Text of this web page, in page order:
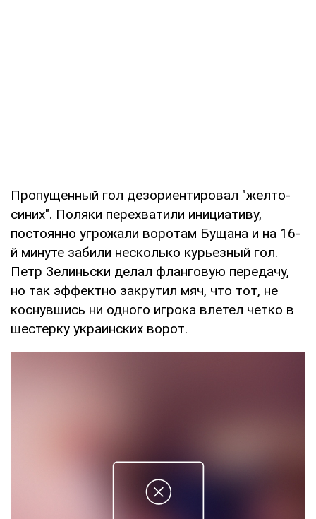
Пропущенный гол дезориентировал "желто-
синих". Поляки перехватили инициативу,
постоянно угрожали воротам Бущана и на 16-
й минуте забили несколько курьезный гол.
Петр Зелиньски делал фланговую передачу,
но так эффектно закрутил мяч, что тот, не
коснувшись ни одного игрока влетел четко в
шестерку украинских ворот.